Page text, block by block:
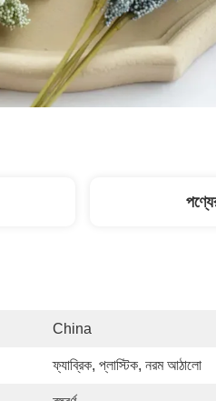
China
ফ্যাব্রিক, প্লাস্টিক, নরম আঠালো